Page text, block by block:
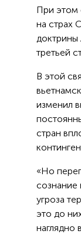
При этом
на страх
третьей
В этой
изменил
стран
«Но
сознание
угроза
это до
наглядно